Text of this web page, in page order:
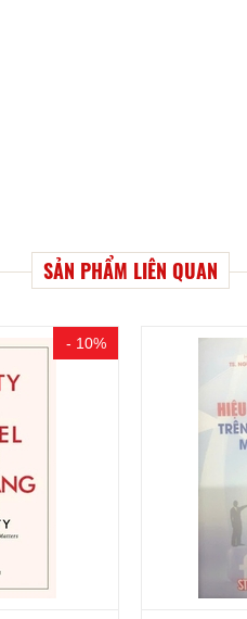
SẢN PHẨM LIÊN QUAN
- 10%